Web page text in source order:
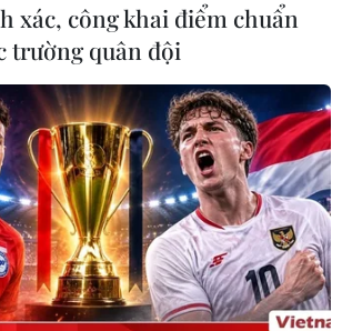
xác, công khai điểm chuẩn
trường quân đội